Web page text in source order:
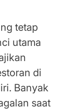
tetap
utama
di
Banyak
saat